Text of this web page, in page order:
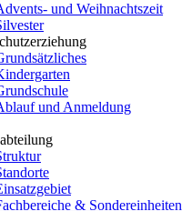
und Weihnachtszeit
und Anmeldung
& Sondereinheiten